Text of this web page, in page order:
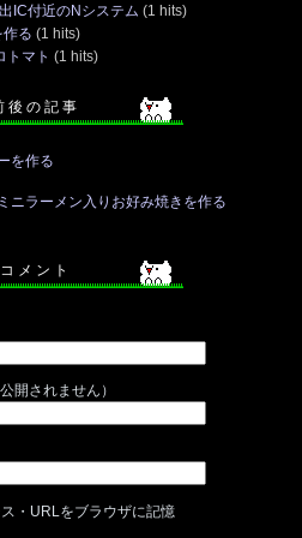
IC付近のNシステム (1 hits)
作る (1 hits)
トマト (1 hits)
後 の 記 事
を作る
ニラーメン入りお好み焼きを作る
コ メ ン ト
開されません）
・URLをブラウザに記憶